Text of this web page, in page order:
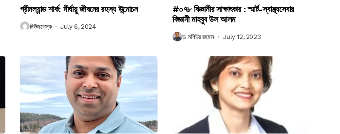
গ্রীনল্যান্ড শার্ক: দীর্ঘায়ু জীবনের রহস্য উন্মোচন
নিউজডেস্ক July 6, 2024
#০৭৮ বিজ্ঞানীর সাক্ষাৎকার : স্মার্ট-স্বাস্থ্যসেবার
বিজ্ঞানী মাহবুব উল আলম
ড. মশিউর রহমান July 12, 2023